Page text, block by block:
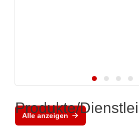
Alle anzeigen
Produkte/